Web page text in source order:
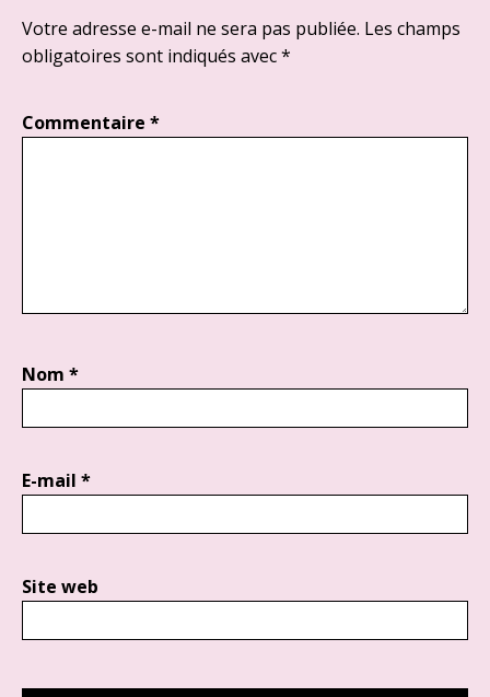
Votre adresse e-mail ne sera pas publiée. Les champs
obligatoires sont indiqués avec*
Commentaire *
Nom *
E-mail *
Site web